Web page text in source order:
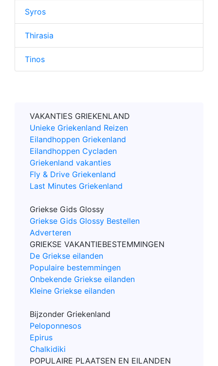
Syros
Thirasia
Tinos
VAKANTIES GRIEKENLAND
Unieke Griekenland Reizen
Eilandhoppen Griekenland
Eilandhoppen Cycladen
Griekenland vakanties
Fly & Drive Griekenland
Last Minutes Griekenland
Griekse Gids Glossy
Griekse Gids Glossy Bestellen
Adverteren
GRIEKSE VAKANTIEBESTEMMINGEN
De Griekse eilanden
Populaire bestemmingen
Onbekende Griekse eilanden
Kleine Griekse eilanden
Bijzonder Griekenland
Peloponnesos
Epirus
Chalkidiki
POPULAIRE PLAATSEN EN EILANDEN